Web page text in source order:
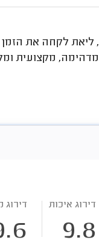
לקחה את הזמן
מקצועית
דירוג איכות
9.8
דירוג